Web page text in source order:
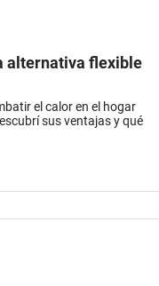
alternativa flexible
el caloren el hogar
sus ventajas y qué